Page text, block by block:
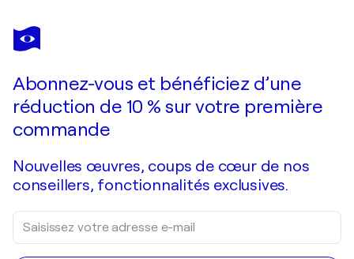
ALDEHY
L'enfant des airs
Abonnez-vous et bénéficiez d’une
réduction de 10 % sur votre première
commande
Nouvelles œuvres, coups de cœur de nos
conseillers, fonctionnalités exclusives.